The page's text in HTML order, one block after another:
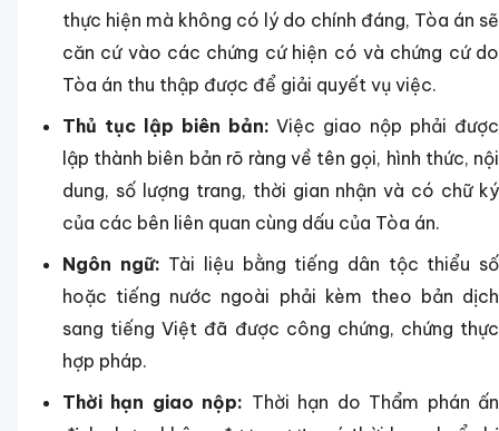
thực hiện mà không có lý do chính đáng, Tòa án sẽ
căn cứ vào các chứng cứ hiện có và chứng cứ do
Tòa án thu thập được để giải quyết vụ việc.
Thủ tục lập biên bản: Việc giao nộp phải được
lập thành biên bản rõ ràng về tên gọi, hình thức, nội
dung, số lượng trang, thời gian nhận và có chữ ký
của các bên liên quan cùng dấu của Tòa án.
Ngôn ngữ: Tài liệu bằng tiếng dân tộc thiểu số
hoặc tiếng nước ngoài phải kèm theo bản dịch
sang tiếng Việt đã được công chứng, chứng thực
hợp pháp.
Thời hạn giao nộp: Thời hạn do Thẩm phán ấn